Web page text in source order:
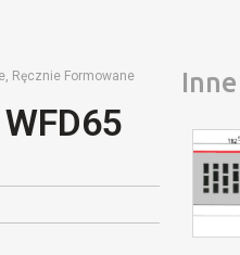
, Ręcznie Formowane